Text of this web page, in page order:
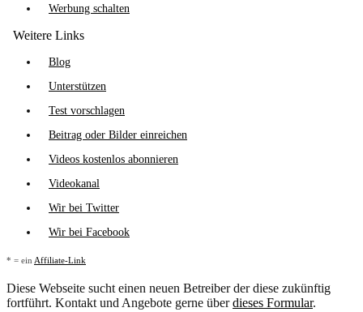
Werbung schalten
Weitere Links
Blog
Unterstützen
Test vorschlagen
Beitrag oder Bilder einreichen
Videos kostenlos abonnieren
Videokanal
Wir bei Twitter
Wir bei Facebook
* = ein Affiliate-Link
Diese Webseite sucht einen neuen Betreiber der diese zukünftig
fortführt. Kontakt und Angebote gerne überdieses Formular.